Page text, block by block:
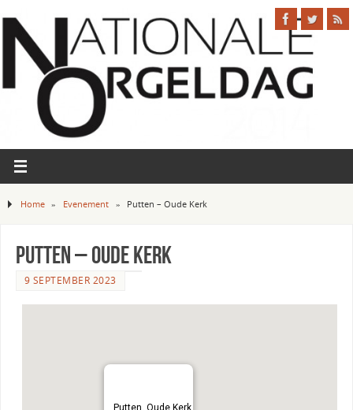
Home » Evenement » Putten – Oude Kerk
Putten – Oude Kerk
9 SEPTEMBER 2023
Putten, Oude Kerk